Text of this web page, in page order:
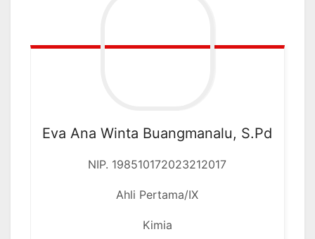
Eva Ana Winta Buangmanalu, S.Pd
NIP. 198510172023212017
Ahli Pertama/IX
Kimia